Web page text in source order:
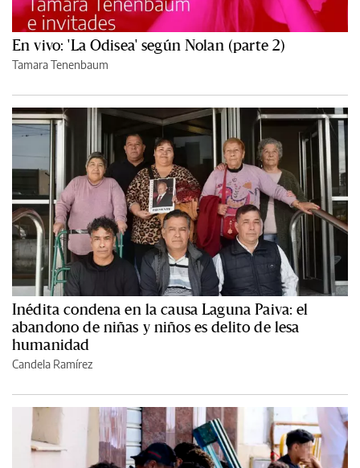
En vivo: 'La Odisea' según Nolan (parte 2)
Tamara Tenenbaum
Inédita condena en la causa Laguna Paiva: el
abandono de niñas y niños es delito de lesa
humanidad
Candela Ramírez